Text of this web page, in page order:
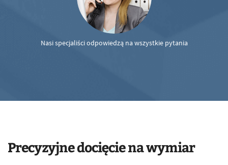
Nasi specjaliści odpowiedzą na wszystkie pytania
Precyzyjne docięcie na wymiar